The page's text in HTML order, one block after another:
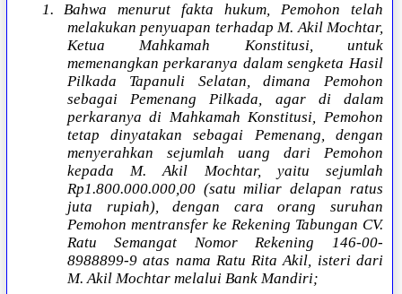
1. Bahwa menurut fakta hukum, Pemohon telah
melakukan penyuapan terhadap M. Akil Mochtar,
Ketua Mahkamah Konstitusi, untuk
memenangkan perkaranya dalam sengketa Hasil
Pilkada Tapanuli Selatan, dimana Pemohon
sebagai Pemenang Pilkada, agar di dalam
perkaranya di Mahkamah Konstitusi, Pemohon
tetap dinyatakan sebagai Pemenang, dengan
menyerahkan sejumlah uang dari Pemohon
kepada M. Akil Mochtar, yaitu sejumlah
Rp1.800.000.000,00 (satu miliar delapan ratus
juta rupiah), dengan cara orang suruhan
Pemohon mentransfer ke Rekening Tabungan CV.
Ratu Semangat Nomor Rekening 146-00-
8988899-9 atas nama Ratu Rita Akil, isteri dari
M. Akil Mochtar melalui Bank Mandiri;